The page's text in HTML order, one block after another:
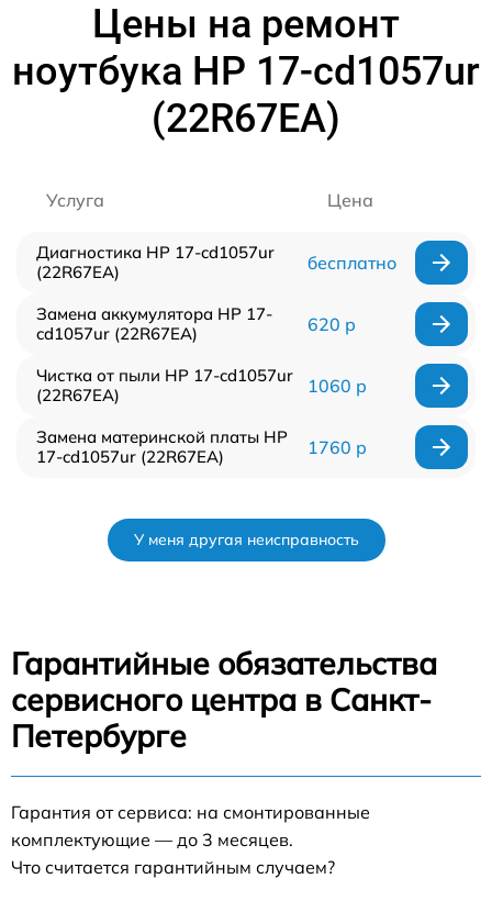
Цены на ремонт
ноутбука HP 17-cd1057ur
(22R67EA)
Услуга Цена
Диагностика HP 17-cd1057ur
(22R67EA)
бесплатно
Замена аккумулятора HP 17-
cd1057ur (22R67EA)
620 р
Чистка от пыли HP 17-cd1057ur
(22R67EA)
1060 р
Замена материнской платы HP
17-cd1057ur (22R67EA)
1760 р
У меня другая неисправность
Гарантийные обязательства
сервисного центра в Санкт-
Петербурге
Гарантия от сервиса: на смонтированные
комплектующие — до 3 месяцев.
Что считается гарантийным случаем?